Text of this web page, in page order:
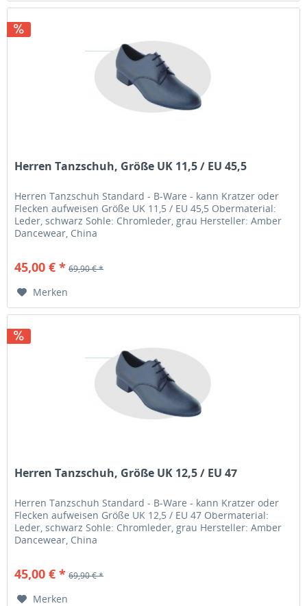
Herren Tanzschuh, Größe UK 11,5 / EU 45,5
Herren Tanzschuh Standard - B-Ware - kann Kratzer oder
Flecken aufweisen Größe UK 11,5 / EU 45,5 Obermaterial:
Leder, schwarz Sohle: Chromleder, grau Hersteller: Amber
Dancewear, China
45,00 € * 69,90 € *
Merken
Herren Tanzschuh, Größe UK 12,5 / EU 47
Herren Tanzschuh Standard - B-Ware - kann Kratzer oder
Flecken aufweisen Größe UK 12,5 / EU 47 Obermaterial:
Leder, schwarz Sohle: Chromleder, grau Hersteller: Amber
Dancewear, China
45,00 € * 69,90 € *
Merken